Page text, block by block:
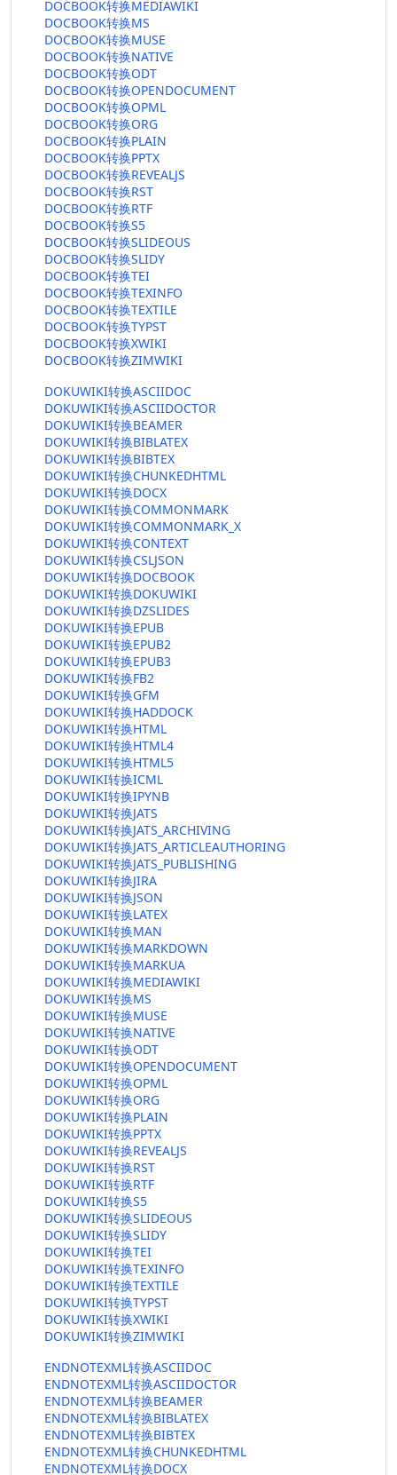
DOCBOOK转换MEDIAWIKI
DOCBOOK转换MS
DOCBOOK转换MUSE
DOCBOOK转换NATIVE
DOCBOOK转换ODT
DOCBOOK转换OPENDOCUMENT
DOCBOOK转换OPML
DOCBOOK转换ORG
DOCBOOK转换PLAIN
DOCBOOK转换PPTX
DOCBOOK转换REVEALJS
DOCBOOK转换RST
DOCBOOK转换RTF
DOCBOOK转换S5
DOCBOOK转换SLIDEOUS
DOCBOOK转换SLIDY
DOCBOOK转换TEI
DOCBOOK转换TEXINFO
DOCBOOK转换TEXTILE
DOCBOOK转换TYPST
DOCBOOK转换XWIKI
DOCBOOK转换ZIMWIKI
DOKUWIKI转换ASCIIDOC
DOKUWIKI转换ASCIIDOCTOR
DOKUWIKI转换BEAMER
DOKUWIKI转换BIBLATEX
DOKUWIKI转换BIBTEX
DOKUWIKI转换CHUNKEDHTML
DOKUWIKI转换DOCX
DOKUWIKI转换COMMONMARK
DOKUWIKI转换COMMONMARK_X
DOKUWIKI转换CONTEXT
DOKUWIKI转换CSLJSON
DOKUWIKI转换DOCBOOK
DOKUWIKI转换DOKUWIKI
DOKUWIKI转换DZSLIDES
DOKUWIKI转换EPUB
DOKUWIKI转换EPUB2
DOKUWIKI转换EPUB3
DOKUWIKI转换FB2
DOKUWIKI转换GFM
DOKUWIKI转换HADDOCK
DOKUWIKI转换HTML
DOKUWIKI转换HTML4
DOKUWIKI转换HTML5
DOKUWIKI转换ICML
DOKUWIKI转换IPYNB
DOKUWIKI转换JATS
DOKUWIKI转换JATS_ARCHIVING
DOKUWIKI转换JATS_ARTICLEAUTHORING
DOKUWIKI转换JATS_PUBLISHING
DOKUWIKI转换JIRA
DOKUWIKI转换JSON
DOKUWIKI转换LATEX
DOKUWIKI转换MAN
DOKUWIKI转换MARKDOWN
DOKUWIKI转换MARKUA
DOKUWIKI转换MEDIAWIKI
DOKUWIKI转换MS
DOKUWIKI转换MUSE
DOKUWIKI转换NATIVE
DOKUWIKI转换ODT
DOKUWIKI转换OPENDOCUMENT
DOKUWIKI转换OPML
DOKUWIKI转换ORG
DOKUWIKI转换PLAIN
DOKUWIKI转换PPTX
DOKUWIKI转换REVEALJS
DOKUWIKI转换RST
DOKUWIKI转换RTF
DOKUWIKI转换S5
DOKUWIKI转换SLIDEOUS
DOKUWIKI转换SLIDY
DOKUWIKI转换TEI
DOKUWIKI转换TEXINFO
DOKUWIKI转换TEXTILE
DOKUWIKI转换TYPST
DOKUWIKI转换XWIKI
DOKUWIKI转换ZIMWIKI
ENDNOTEXML转换ASCIIDOC
ENDNOTEXML转换ASCIIDOCTOR
ENDNOTEXML转换BEAMER
ENDNOTEXML转换BIBLATEX
ENDNOTEXML转换BIBTEX
ENDNOTEXML转换CHUNKEDHTML
ENDNOTEXML转换DOCX